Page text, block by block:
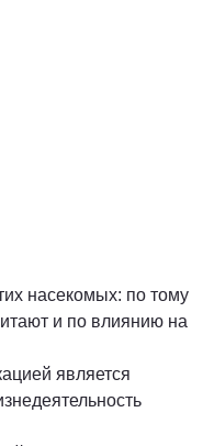
насекомых: по тому
и по влиянию на
является